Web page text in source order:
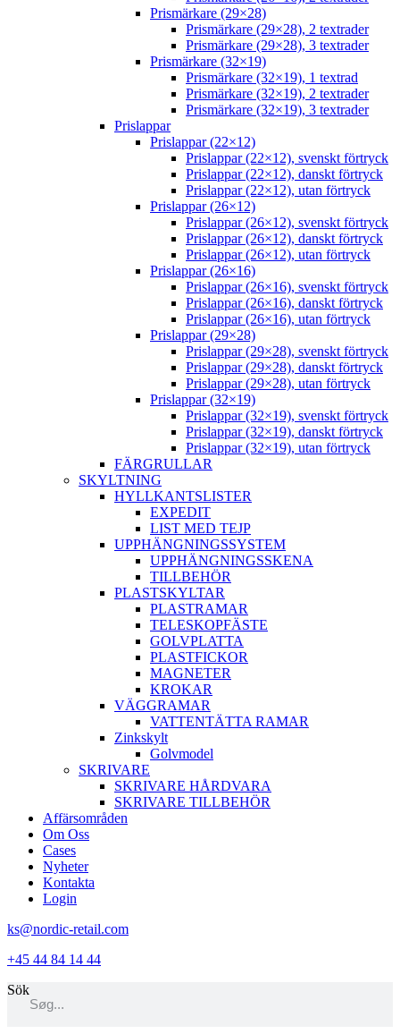
Prismärkare (29×28)
Prismärkare (29×28), 2 textrader
Prismärkare (29×28), 3 textrader
Prismärkare (32×19)
Prismärkare (32×19), 1 textrad
Prismärkare (32×19), 2 textrader
Prismärkare (32×19), 3 textrader
Prislappar
Prislappar (22×12)
Prislappar (22×12), svenskt förtryck
Prislappar (22×12), danskt förtryck
Prislappar (22×12), utan förtryck
Prislappar (26×12)
Prislappar (26×12), svenskt förtryck
Prislappar (26×12), danskt förtryck
Prislappar (26×12), utan förtryck
Prislappar (26×16)
Prislappar (26×16), svenskt förtryck
Prislappar (26×16), danskt förtryck
Prislappar (26×16), utan förtryck
Prislappar (29×28)
Prislappar (29×28), svenskt förtryck
Prislappar (29×28), danskt förtryck
Prislappar (29×28), utan förtryck
Prislappar (32×19)
Prislappar (32×19), svenskt förtryck
Prislappar (32×19), danskt förtryck
Prislappar (32×19), utan förtryck
FÄRGRULLAR
SKYLTNING
HYLLKANTSLISTER
EXPEDIT
LIST MED TEJP
UPPHÄNGNINGSSYSTEM
UPPHÄNGNINGSSKENA
TILLBEHÖR
PLASTSKYLTAR
PLASTRAMAR
TELESKOPFÄSTE
GOLVPLATTA
PLASTFICKOR
MAGNETER
KROKAR
VÄGGRAMAR
VATTENTÄTTA RAMAR
Zinkskylt
Golvmodel
SKRIVARE
SKRIVARE HÅRDVARA
SKRIVARE TILLBEHÖR
Affärsområden
Om Oss
Cases
Nyheter
Kontakta
Login
ks@nordic-retail.com
+45 44 84 14 44
Sök